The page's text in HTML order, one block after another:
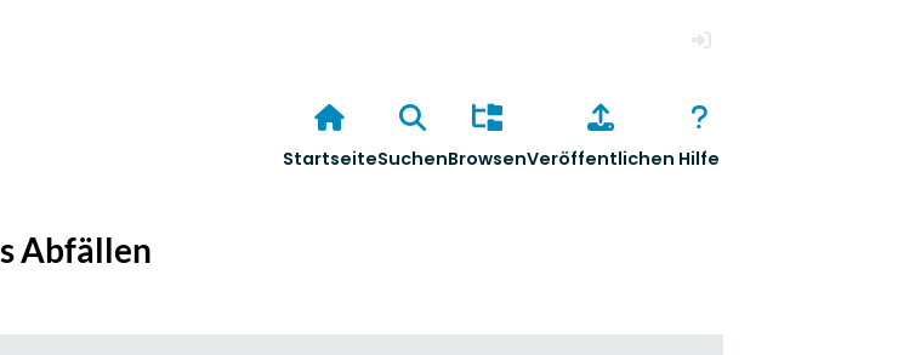
StartseiteSuchenBrowsenVeröffentlichen Hilfe
Abfällen